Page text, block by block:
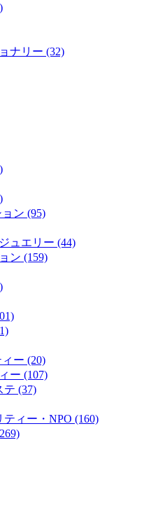
ナリー (32)
ン (95)
ュエリー (44)
ン (159)
ー (20)
ー (107)
テ (37)
ィー・NPO (160)